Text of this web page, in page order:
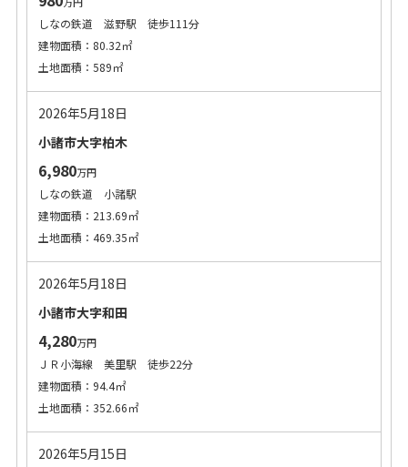
しなの鉄道 滋野駅 徒歩111分
建物面積：80.32㎡
土地面積：589㎡
2026年5月18日
小諸市大字柏木
6,980万円
しなの鉄道 小諸駅
建物面積：213.69㎡
土地面積：469.35㎡
2026年5月18日
小諸市大字和田
4,280万円
ＪＲ小海線 美里駅 徒歩22分
建物面積：94.4㎡
土地面積：352.66㎡
2026年5月15日